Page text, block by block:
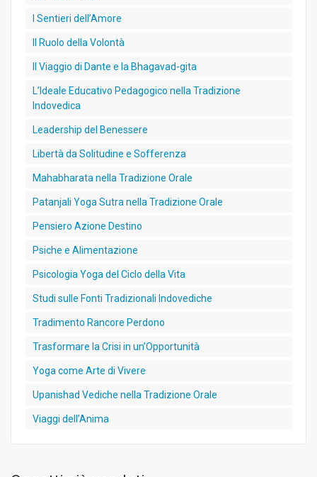
I Sentieri dell’Amore
Il Ruolo della Volontà
Il Viaggio di Dante e la Bhagavad-gita
L’Ideale Educativo Pedagogico nella Tradizione
Indovedica
Leadership del Benessere
Libertà da Solitudine e Sofferenza
Mahabharata nella Tradizione Orale
Patanjali Yoga Sutra nella Tradizione Orale
Pensiero Azione Destino
Psiche e Alimentazione
Psicologia Yoga del Ciclo della Vita
Studi sulle Fonti Tradizionali Indovediche
Tradimento Rancore Perdono
Trasformare la Crisi in un’Opportunità
Yoga come Arte di Vivere
Upanishad Vediche nella Tradizione Orale
Viaggi dell’Anima